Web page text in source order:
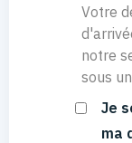
Votre
notre
sous
Je
ma